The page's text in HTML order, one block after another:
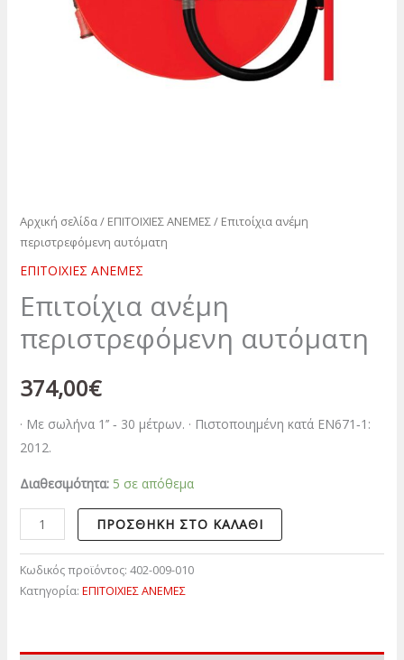
Αρχική σελίδα/ ΕΠΙΤΟΙΧΙΕΣ ΑΝΕΜΕΣ/ Επιτοίχια ανέμη
περιστρεφόμενη αυτόματη
ΕΠΙΤΟΙΧΙΕΣ ΑΝΕΜΕΣ
Επιτοίχια ανέμη
περιστρεφόμενη αυτόματη
374,00€
· Με σωλήνα 1’’ ‐ 30 μέτρων. · Πιστοποιημένη κατά ΕΝ671‐1:
2012.
Διαθεσιμότητα: 5 σε απόθεμα
ΠΡΟΣΘΉΚΗ ΣΤΟ ΚΑΛΆΘΙ
Κωδικός προϊόντος: 402-009-010
Κατηγορία: ΕΠΙΤΟΙΧΙΕΣ ΑΝΕΜΕΣ